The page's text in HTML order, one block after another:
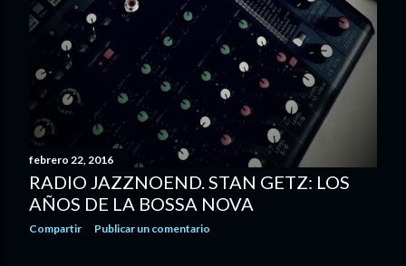
febrero 22, 2016
RADIO JAZZNOEND. STAN GETZ: LOS
AÑOS DE LA BOSSA NOVA
Compartir Publicar un comentario